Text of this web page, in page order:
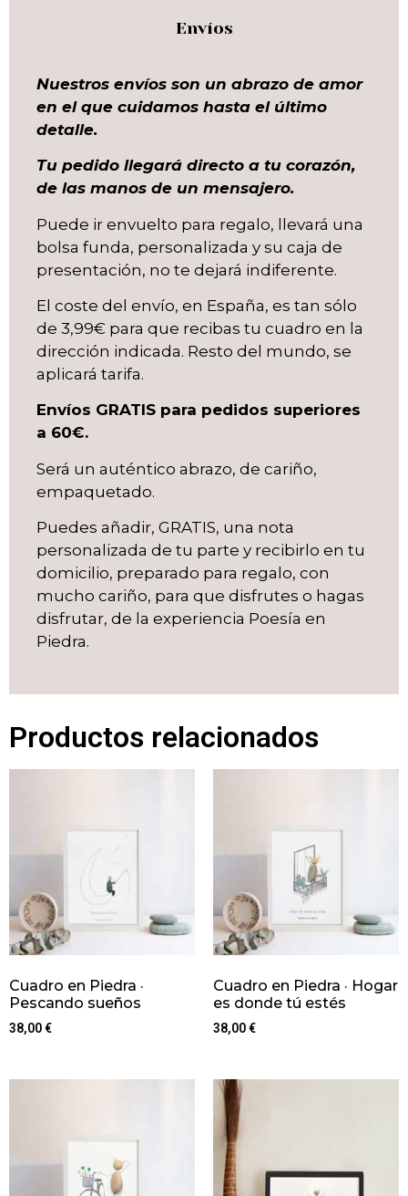
Envíos
Nuestros envíos son un abrazo de amor
en el que cuidamos hasta el último
detalle.
Tu pedido llegará directo a tu corazón,
de las manos de un mensajero.
Puede ir envuelto para regalo, llevará una
bolsa funda, personalizada y su caja de
presentación, no te dejará indiferente.
El coste del envío, en España, es tan sólo
de 3,99€ para que recibas tu cuadro en la
dirección indicada. Resto del mundo, se
aplicará tarifa.
Envíos GRATIS para pedidos superiores
a 60€.
Será un auténtico abrazo, de cariño,
empaquetado.
Puedes añadir, GRATIS, una nota
personalizada de tu parte y recibirlo en tu
domicilio, preparado para regalo, con
mucho cariño, para que disfrutes o hagas
disfrutar, de la experiencia Poesía en
Piedra.
Productos relacionados
Cuadro en Piedra ·
Pescando sueños
38,00€
Cuadro en Piedra · Hogar
es donde tú estés
38,00€